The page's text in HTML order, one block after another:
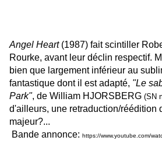
Angel Heart (1987) fait scintiller
Rourke, avant leur déclin respectif.
bien que largement inférieur au
fantastique dont il est adapté, "Le
Park", de William HJORSBERG (SN
d'ailleurs, une retraduction/réédition
majeur?...
Bande annonce: https://www.youtube. com/